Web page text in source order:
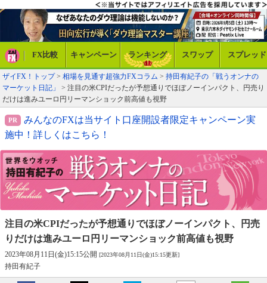
FX比較 キャンペーン ランキング スワップ スプレッド
ザイFX！トップ> 相場を見通す超強力FXコラム > 持田有紀子の「戦うオンナの
マーケット日記」
> 注目の米CPIだったが予想通りでほぼノーインパクト、円売り
だけは進みユーロ円リーマンショック前高値も視野
みんなのFXは当サイト口座開設者限定キャンペーン実
施中！詳しくはこちら！
注目の米CPIだったが予想通りでほぼノーインパクト、
円売
りだけは進みユーロ円リーマンショック前高値も視野
2023年08月11日(金)15:15公開 [2023年08月11日(金)15:15更新]
持田有紀子